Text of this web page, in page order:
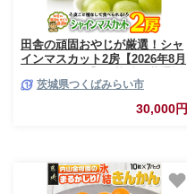
田舎の頑固おやじが厳選！シャ
インマスカット2房【2026年8月
礼品 [ぶどう]：結城市産） マス
カット 種なし 高糖度 ギフト お
中元 甘い 美味しい フルーツ ぶ
茨城県つくばみらい市
30,000円